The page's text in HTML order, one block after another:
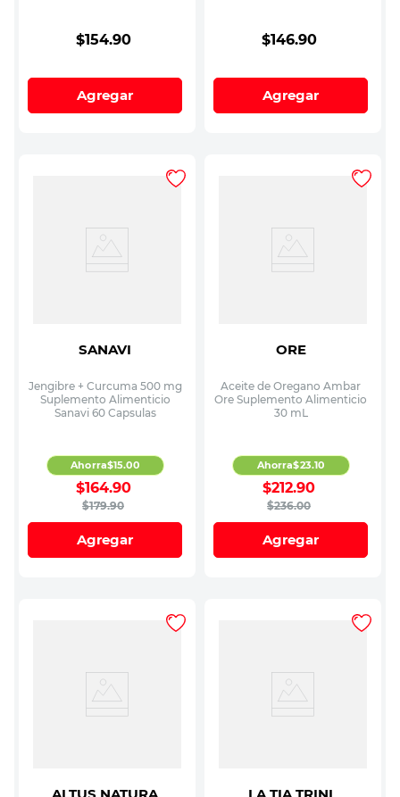
$154.90
Agregar
$146.90
Agregar
SANAVI
Jengibre + Curcuma 500 mg
Suplemento Alimenticio
Sanavi 60 Capsulas
$179.90
$164.90
Ahorra$15.00
Agregar
ORE
Aceite de Oregano Ambar
Ore Suplemento Alimenticio
30 mL
$236.00
$212.90
Ahorra$23.10
Agregar